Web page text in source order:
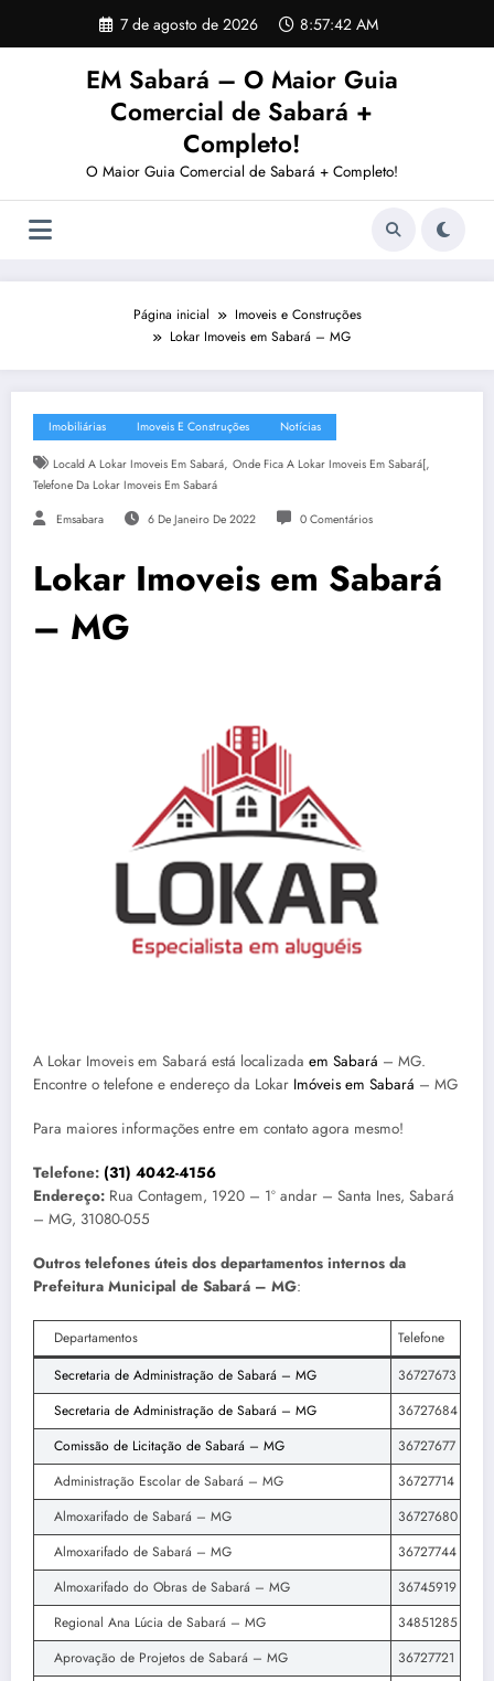
o
7 de agosto de 2026 8:57:43 AM
EM Sabará – O Maior Guia
Comercial de Sabará +
Completo!
O Maior Guia Comercial de Sabará + Completo!
Página inicial
Imoveis e Construções
Lokar Imoveis em Sabará – MG
Imobiliárias Imoveis E Construções Notícias
Locald A Lokar Imoveis Em Sabará, Onde Fica A Lokar Imoveis Em Sabará[,
Telefone Da Lokar Imoveis Em Sabará
Emsabara 6 De Janeiro De 2022 0 Comentários
Lokar Imoveis em Sabará
– MG
A Lokar Imoveis em Sabará está localizada em Sabará – MG.
Encontre o telefone e endereço da Lokar Imóveis em Sabará – MG
Para maiores informações entre em contato agora mesmo!
Telefone: (31) 4042-4156
Endereço: Rua Contagem, 1920 – 1º andar – Santa Ines, Sabará
– MG, 31080-055
Outros telefones úteis dos departamentos internos da
Prefeitura Municipal de Sabará – MG:
Departamentos
Telefone
Secretaria de Administração de Sabará – MG
36727673
Secretaria de Administração de Sabará – MG
36727684
Comissão de Licitação de Sabará – MG
36727677
Administração Escolar de Sabará – MG
36727714
Almoxarifado de Sabará – MG
36727680
Almoxarifado de Sabará – MG
36727744
Almoxarifado do Obras de Sabará – MG
36745919
Regional Ana Lúcia de Sabará – MG
34851285
Aprovação de Projetos de Sabará – MG
36727721